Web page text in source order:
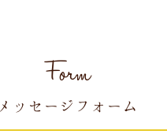
Form
メッセージフォーム